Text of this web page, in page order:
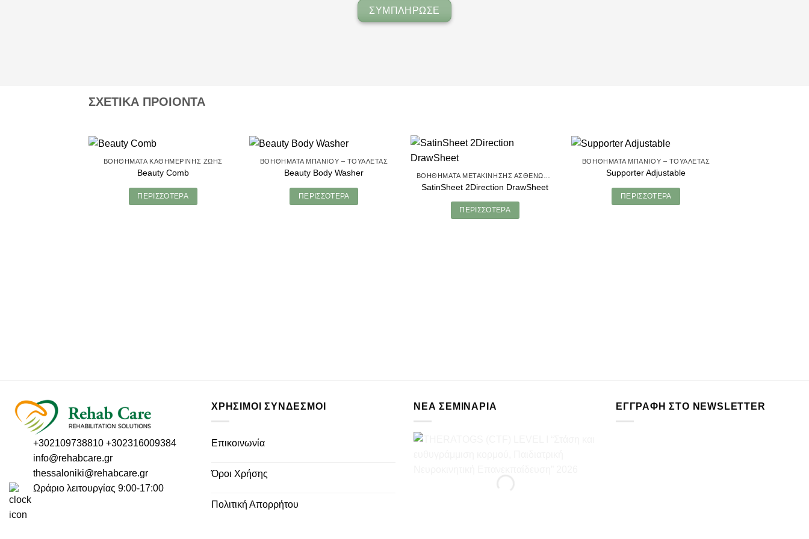
ΣΥΜΠΛΗΡΩΣΕ
ΣΧΕΤΙΚΑ ΠΡΟΙΟΝΤΑ
ΒΟΗΘΉΜΑΤΑ ΚΑΘΗΜΕΡΙΝΉΣ ΖΩΉΣ
Beauty Comb
ΠΕΡΙΣΣΌΤΕΡΑ
ΒΟΗΘΉΜΑΤΑ ΜΠΆΝΙΟΥ – ΤΟΥΑΛΈΤΑΣ
Beauty Body Washer
ΠΕΡΙΣΣΌΤΕΡΑ
SatinSheet 2Direction DrawSheet
ΠΕΡΙΣΣΌΤΕΡΑ
ΒΟΗΘΉΜΑΤΑ ΜΠΆΝΙΟΥ – ΤΟΥΑΛΈΤΑΣ
Supporter Adjustable
ΠΕΡΙΣΣΌΤΕΡΑ
+302109738810 +302316009384
info@rehabcare.gr
thessaloniki@rehabcare.gr
Ωράριο λειτουργίας 9:00-17:00
ΧΡΗΣΙΜΟΙ ΣΥΝΔΕΣΜΟΙ
Επικοινωνία
Όροι Χρήσης
Πολιτική Απορρήτου
ΝΈΑ ΣΕΜΙΝΆΡΙΑ ΕΓΓΡΑΦΉ ΣΤΟ NEWSLETTER